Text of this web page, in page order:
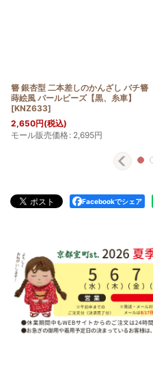
簪 銀杏型 二本差しのかんざし バチ簪
蒔絵風 パールビーズ【黒、糸車】
[KNZ633]
2,650円(税込)
モール販売価格: 2,695円
Facebookでシェア